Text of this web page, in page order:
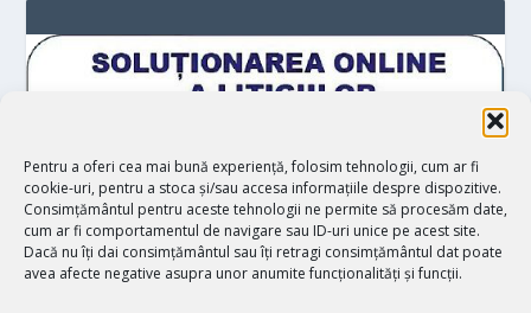
Pentru a oferi cea mai bună experiență, folosim tehnologii, cum ar fi
cookie-uri, pentru a stoca și/sau accesa informațiile despre dispozitive.
Consimțământul pentru aceste tehnologii ne permite să procesăm date,
cum ar fi comportamentul de navigare sau ID-uri unice pe acest site.
Dacă nu îți dai consimțământul sau îți retragi consimțământul dat poate
avea afecte negative asupra unor anumite funcționalități și funcții.